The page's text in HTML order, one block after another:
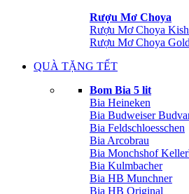
Rượu Mơ Choya
Rượu Mơ Choya
Rượu Mơ Choya
QUÀ TẶNG TẾT
Bom Bia 5 lit
Bia Heineken
Bia Budweiser
Bia Feldschloesschen
Bia Arcobrau
Bia Monchshof
Bia Kulmbacher
Bia HB Munchner
Bia HB Original